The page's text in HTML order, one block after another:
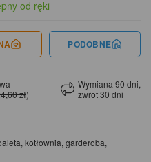
kotłownia, garderoba,
od ręki
PODOBNE
zł)
Wymiana 90 dni,
zwrot 30 dni